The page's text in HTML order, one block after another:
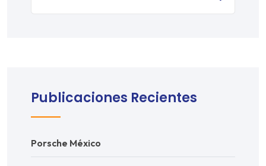
Publicaciones Recientes
Porsche México